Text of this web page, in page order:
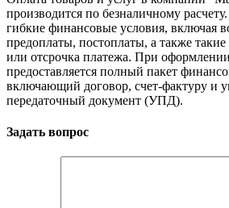
производится по безналичному
гибкие финансовые условия, включая
предоплаты, постоплаты, а также
или отсрочка платежа. При
предоставляется полный пакет
включающий договор, счет-фактуру и
передаточный документ (УПД).
Задать вопрос